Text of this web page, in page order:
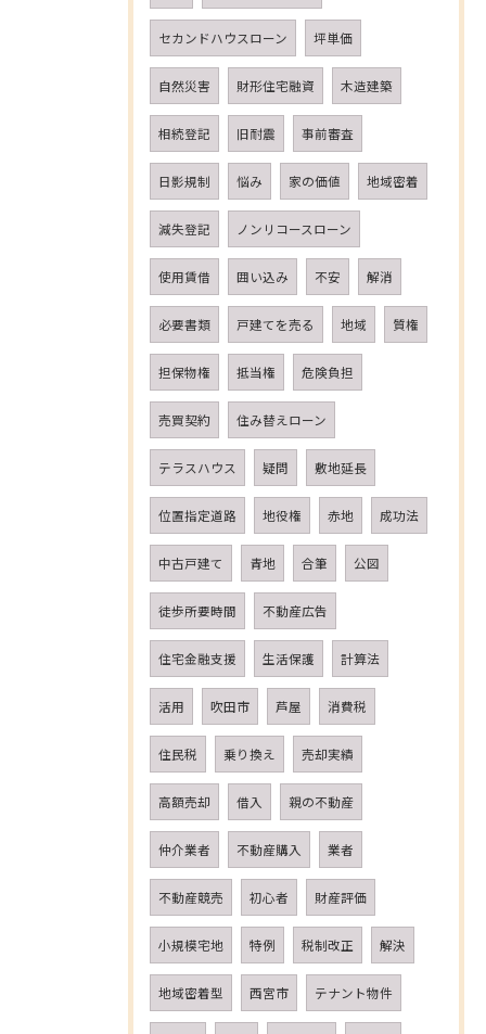
セカンドハウスローン 坪単価
自然災害 財形住宅融資 木造建築
相続登記 旧耐震 事前審査
日影規制 悩み 家の価値 地域密着
減失登記 ノンリコースローン
使用賃借 囲い込み 不安 解消
必要書類 戸建てを売る 地域 質権
担保物権 抵当権 危険負担
売買契約 住み替えローン
テラスハウス 疑問 敷地延長
位置指定道路 地役権 赤地 成功法
中古戸建て 青地 合筆 公図
徒歩所要時間 不動産広告
住宅金融支援 生活保護 計算法
活用 吹田市 芦屋 消費税
住民税 乗り換え 売却実績
高額売却 借入 親の不動産
仲介業者 不動産購入 業者
不動産競売 初心者 財産評価
小規模宅地 特例 税制改正 解決
地域密着型 西宮市 テナント物件